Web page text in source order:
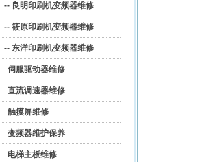
-- 良明印刷机变频器维修
-- 筱原印刷机变频器维修
-- 东洋印刷机变频器维修
伺服驱动器维修
直流调速器维修
触摸屏维修
变频器维护保养
电梯主板维修